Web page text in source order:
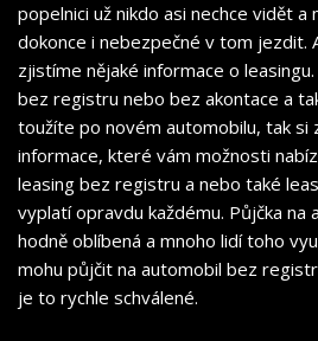
popelnici už nikdo asi nechce vidět a
dokonce i nebezpečné v tom jezdit.
zjistíme nějaké informace o
bez registru nebo bez akontace a
toužíte po novém automobilu, tak si
informace, které vám možnosti
leasing bez registru a nebo také
vyplatí opravdu každému. Půjčka na
hodně oblíbená a mnoho lidí toho
mohu půjčit na automobil bez
je to rychle schválené.